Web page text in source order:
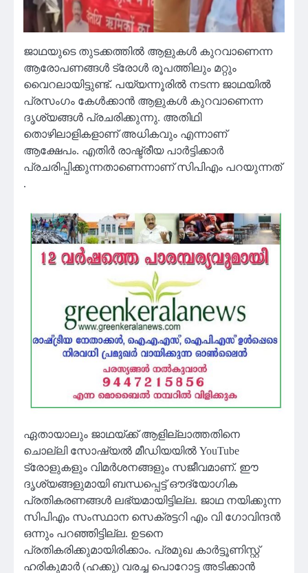
ജാഥയുടെ തുടക്കത്തിൽ ആളുകൾ കുറവാണെന്ന
ആരോപണങ്ങൾ ട്രോൾ രൂപത്തിലും മറ്റും
വൈറലായിട്ടുണ്ട്. പയ്യന്നൂരിൽ നടന്ന ജാഥയിൽ
പ്രസംഗം കേൾക്കാൻ ആളുകൾ കുറവാണെന്ന
ദൃശ്യങ്ങൾ പ്രചരിക്കുന്നു. അതിഥി
തൊഴിലാളികളാണ് അധികവും എന്നാണ്
ആക്ഷേപം. എതിർ രാഷ്ട്രീയ പാർട്ടിക്കാർ
പ്രചരിപ്പിക്കുന്നതാണെന്നാണ് സിപിഎം പറയുന്നത്
.
ഏതായാലും ജാഥയ്ക്ക് ആളില്ലാത്തതിനെ
ചൊല്ലി സോഷ്യൽ മീഡിയയിൽ YouTube
ട്രോളുകളും വിമർശനങ്ങളും സജീവമാണ്. ഈ
ദൃശ്യങ്ങളുമായി ബന്ധപ്പെട്ട് ഔദ്യോഗിക
പ്രതികരണങ്ങൾ ലഭ്യമായിട്ടില്ല. ജാഥ നയിക്കുന്ന
സിപിഎം സംസ്ഥാന സെക്രട്ടറി എം വി ഗോവിന്ദൻ
ഒന്നും പറഞ്ഞിട്ടില്ല. ഉടനെ
പ്രതികരിക്കുമായിരിക്കാം. പ്രമുഖ കാർട്ടൂണിസ്റ്റ്
ഹരികുമാർ (ഹക്കു) വരച്ച പൊറോട്ട അടിക്കാൻ